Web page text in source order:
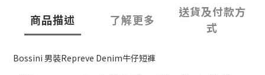
商品描述 了解更多
送貨及付款方
式
Bossini 男裝Repreve Denim牛仔短褲